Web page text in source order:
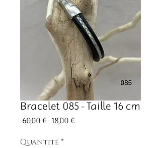
Bracelet 085 - Taille 16 cm
60,00 € Prix
18,00 €
Quantité*